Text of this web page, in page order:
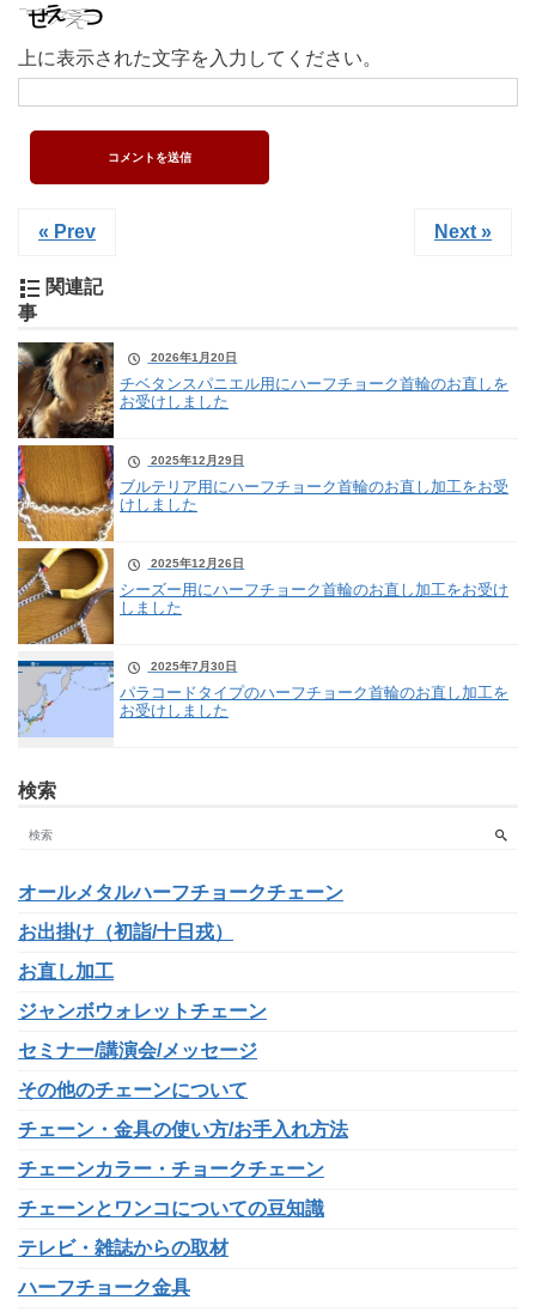
上に表示された文字を入力してください。
« Prev Next »
関連記
事
2026年1月20日
チベタンスパニエル用にハーフチョーク首輪のお直しを
お受けしました
2025年12月29日
ブルテリア用にハーフチョーク首輪のお直し加工をお受
けしました
2025年12月26日
シーズー用にハーフチョーク首輪のお直し加工をお受け
しました
2025年7月30日
パラコードタイプのハーフチョーク首輪のお直し加工を
お受けしました
検索
オールメタルハーフチョークチェーン
お出掛け（初詣/十日戎）
お直し加工
ジャンボウォレットチェーン
セミナー/講演会/メッセージ
その他のチェーンについて
チェーン・金具の使い方/お手入れ方法
チェーンカラー・チョークチェーン
チェーンとワンコについての豆知識
テレビ・雑誌からの取材
ハーフチョーク金具